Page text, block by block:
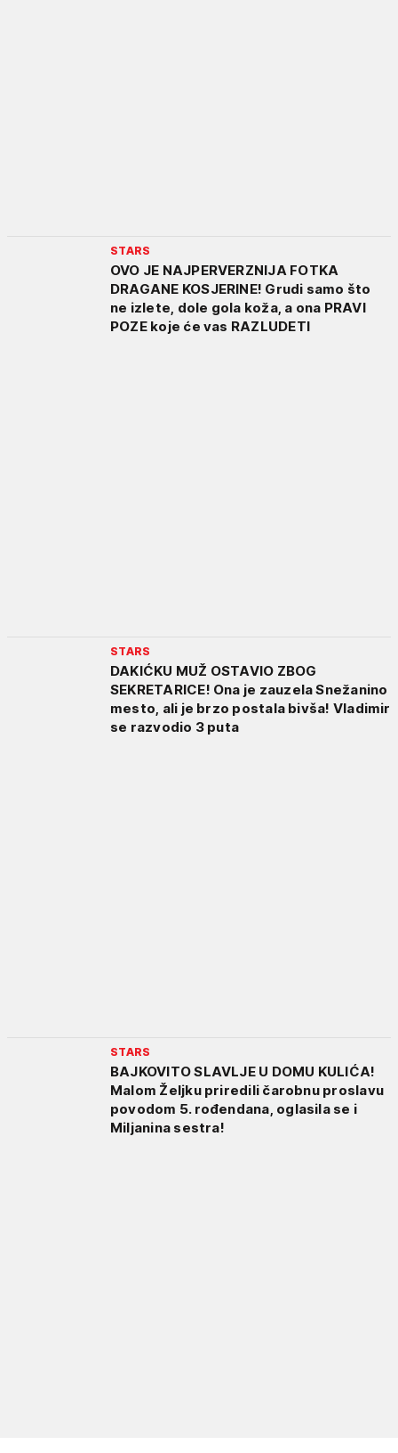
STARS
OVO JE NAJPERVERZNIJA FOTKA
DRAGANE KOSJERINE! Grudi samo što
ne izlete, dole gola koža, a ona PRAVI
POZE koje će vas RAZLUDETI
STARS
DAKIĆKU MUŽ OSTAVIO ZBOG
SEKRETARICE! Ona je zauzela Snežanino
mesto, ali je brzo postala bivša! Vladimir
se razvodio 3 puta
STARS
BAJKOVITO SLAVLJE U DOMU KULIĆA!
Malom Željku priredili čarobnu proslavu
povodom 5. rođendana, oglasila se i
Miljanina sestra!